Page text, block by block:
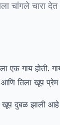
चांगले चारा
एक गाय होती.
आणि तिला खूप
खूप दुबळ झाली